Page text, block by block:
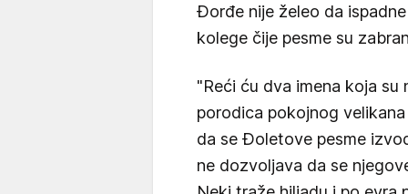
Đorđe nije želeo da
kolege čije pesme su
"Reći ću dva imena koja
porodica pokojnog
da se Đoletove pesme
ne dozvoljava da se